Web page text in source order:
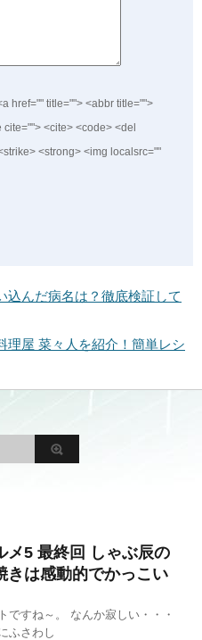
href="" title=""> <abbr title="">
<cite> <code> <del
<strong> <img localsrc=""
込んだ病名は？徹底検証して
理屋 菜々人を紹介！簡単レシ
メ5 最終回 しゃぶ辰の
きは感動的でかっこい
ですね～。 なんか寂しい・・・
ふさわし